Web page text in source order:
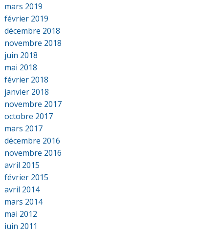
mars 2019
février 2019
décembre 2018
novembre 2018
juin 2018
mai 2018
février 2018
janvier 2018
novembre 2017
octobre 2017
mars 2017
décembre 2016
novembre 2016
avril 2015
février 2015
avril 2014
mars 2014
mai 2012
juin 2011